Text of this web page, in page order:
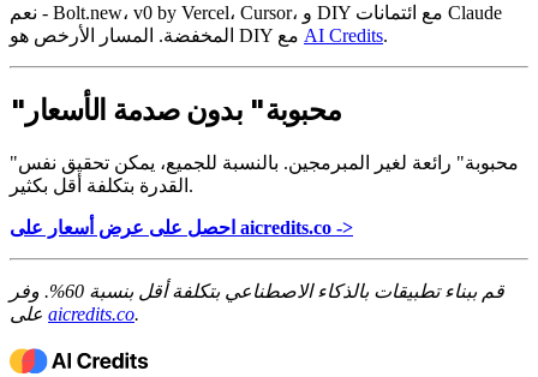
نعم - Bolt.new، v0 by Vercel، Cursor، و DIY مع ائتمانات Claude
AI Credits.
"محبوبة" بدون صدمة الأسعار
"محبوبة" رائعة لغير المبرمجين. بالنسبة للجميع، يمكن تحقيق نفس
القدرة بتكلفة أقل بكثير.
احصل على عرض أسعار على aicredits.co ->
قم ببناء تطبيقات بالذكاء الاصطناعي بتكلفة أقل بنسبة 60%. وفر
aicredits.co.